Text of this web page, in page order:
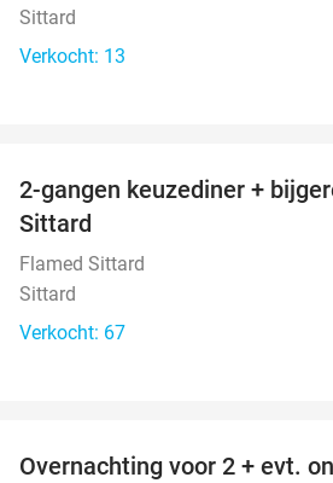
Sittard
Verkocht: 13
2-gangen keuzediner +
Sittard
Flamed Sittard
Sittard
Verkocht: 67
Overnachting voor 2 + evt.